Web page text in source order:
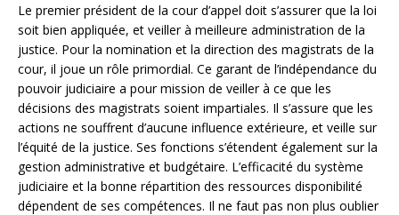
Le premier président de la cour d’appel doit s’assurer que la loi
soit bien appliquée, et veiller à meilleure administration de la
justice. Pour la nomination et la direction des magistrats de la
cour, il joue un rôle primordial. Ce garant de l’indépendance du
pouvoir judiciaire a pour mission de veiller à ce que les
décisions des magistrats soient impartiales. Il s’assure que les
actions ne souffrent d’aucune influence extérieure, et veille sur
l’équité de la justice. Ses fonctions s’étendent également sur la
gestion administrative et budgétaire. L’efficacité du système
judiciaire et la bonne répartition des ressources disponibilité
dépendent de ses compétences. Il ne faut pas non plus oublier